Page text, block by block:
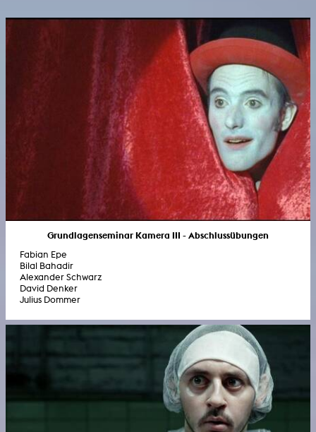
Grundlagenseminar Kamera III - Abschlussübungen
Fabian Epe
Bilal Bahadir
Alexander Schwarz
David Denker
Julius Dommer